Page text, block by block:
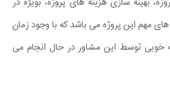
مهم این پروژه می باشد که با وجود زمان
(7 ماه) به خوبی توسط این مشاور در حال انجام می